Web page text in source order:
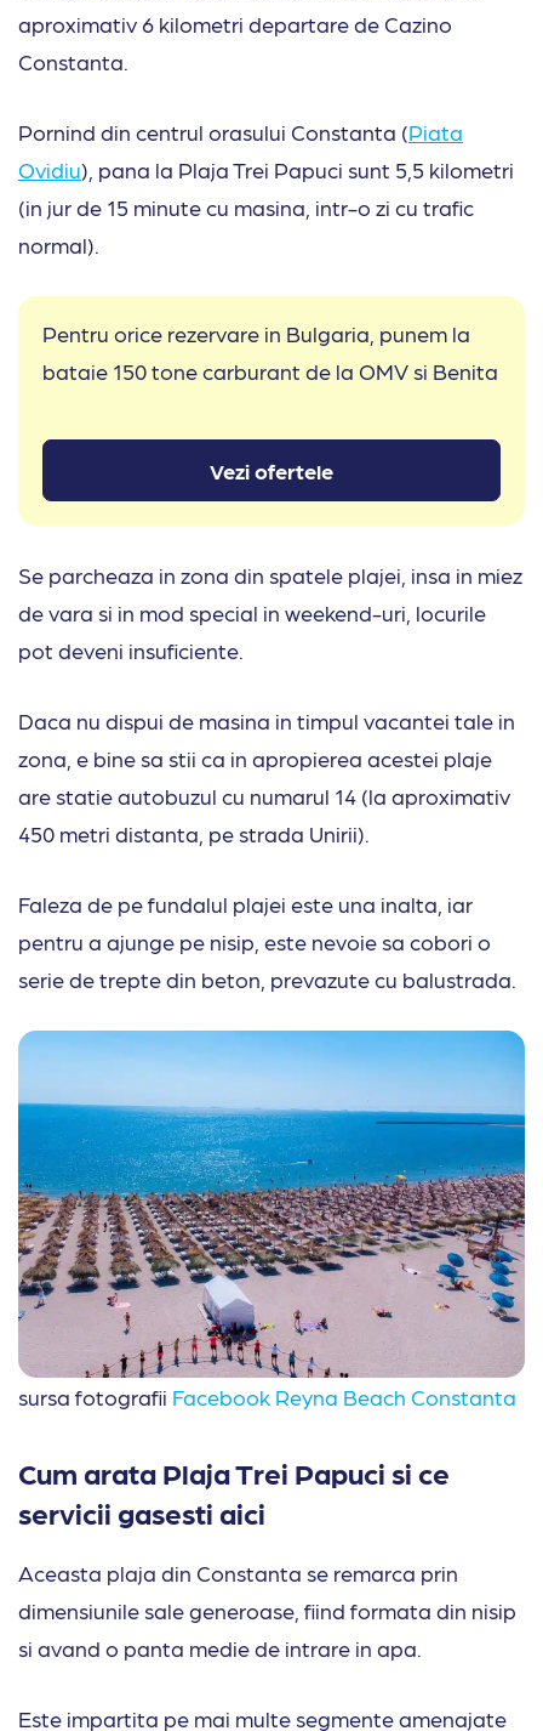
aproximativ 6 kilometri departare de Cazino
Constanta.
Pornind din centrul orasului Constanta (Piata
Ovidiu), pana la Plaja Trei Papuci sunt 5,5 kilometri
(in jur de 15 minute cu masina, intr-o zi cu trafic
normal).
Pentru orice rezervare in Bulgaria, punem la
bataie 150 tone carburant de la OMV si Benita
Vezi ofertele
Se parcheaza in zona din spatele plajei, insa in miez
de vara si in mod special in weekend-uri, locurile
pot deveni insuficiente.
Daca nu dispui de masina in timpul vacantei tale in
zona, e bine sa stii ca in apropierea acestei plaje
are statie autobuzul cu numarul 14 (la aproximativ
450 metri distanta, pe strada Unirii).
Faleza de pe fundalul plajei este una inalta, iar
pentru a ajunge pe nisip, este nevoie sa cobori o
serie de trepte din beton, prevazute cu balustrada.
sursa fotografii Facebook Reyna Beach Constanta
Cum arata Plaja Trei Papuci si ce
servicii gasesti aici
Aceasta plaja din Constanta se remarca prin
dimensiunile sale generoase, fiind formata din nisip
si avand o panta medie de intrare in apa.
Este impartita pe mai multe segmente amenajate